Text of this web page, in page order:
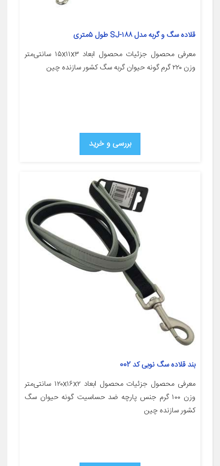
قلاده سگ و گربه مدل SJ-۱۸۸ طول ۵متری
معرفی محصول جزئیات محصول ابعاد ۱۵x۱۱x۳ سانتی‌متر
وزن ۲۲۰ گرم گونه حیوان گربه سگ کشور سازنده چین
بررسی و خرید
بند قلاده سگ نوبی کد 002
معرفی محصول جزئیات محصول ابعاد ۱۲۰x۱۶x۲ سانتی‌متر
وزن ۱۰۰ گرم جنس پارچه ضد حساسیت گونه حیوان سگ
کشور سازنده چین